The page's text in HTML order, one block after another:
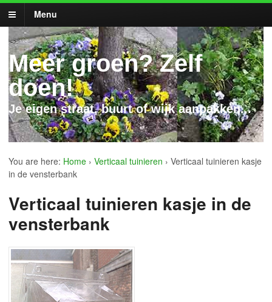
Menu
Meer groen? Zelf
doen!
Je eigen straat, buurt of wijk aanpakken...
You are here: Home › Verticaal tuinieren › Verticaal tuinieren kasje
in de vensterbank
Verticaal tuinieren kasje in de
vensterbank